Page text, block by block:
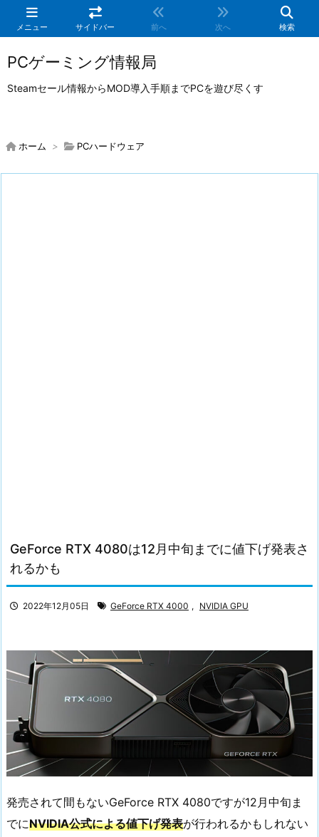
メニュー サイドバー 前へ 次へ 検索
PCゲーミング情報局
Steamセール情報からMOD導入手順までPCを遊び尽くす
ホーム > PCハードウェア
GeForce RTX 4080は12月中旬までに値下げ発表さ
れるかも
2022年12月05日 GeForce RTX 4000 , NVIDIA GPU
発売されて間もないGeForce RTX 4080ですが12月中旬ま
でにNVIDIA公式による値下げ発表が行われるかもしれない